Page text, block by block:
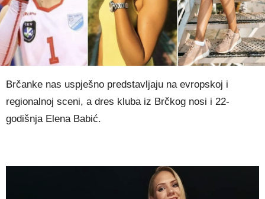
Brčanke nas uspješno predstavljaju na evropskoj i
regionalnoj sceni, a dres kluba iz Brčkog nosi i 22-
godišnja Elena Babić.